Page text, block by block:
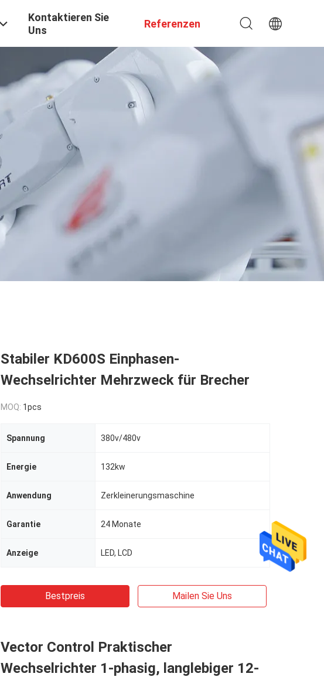
Kontaktieren Sie
Uns
Referenzen
Stabiler KD600S Einphasen-
Wechselrichter Mehrzweck für Brecher
MOQ: 1pcs
Spannung 380v/480v
Energie 132kw
Anwendung Zerkleinerungsmaschine
Garantie 24 Monate
Anzeige LED, LCD
Bestpreis Mailen Sie Uns
Vector Control Praktischer
Wechselrichter 1-phasig, langlebiger 12-